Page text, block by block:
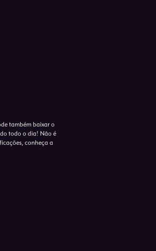
também baixar o
todo o dia! Não é
conheça a